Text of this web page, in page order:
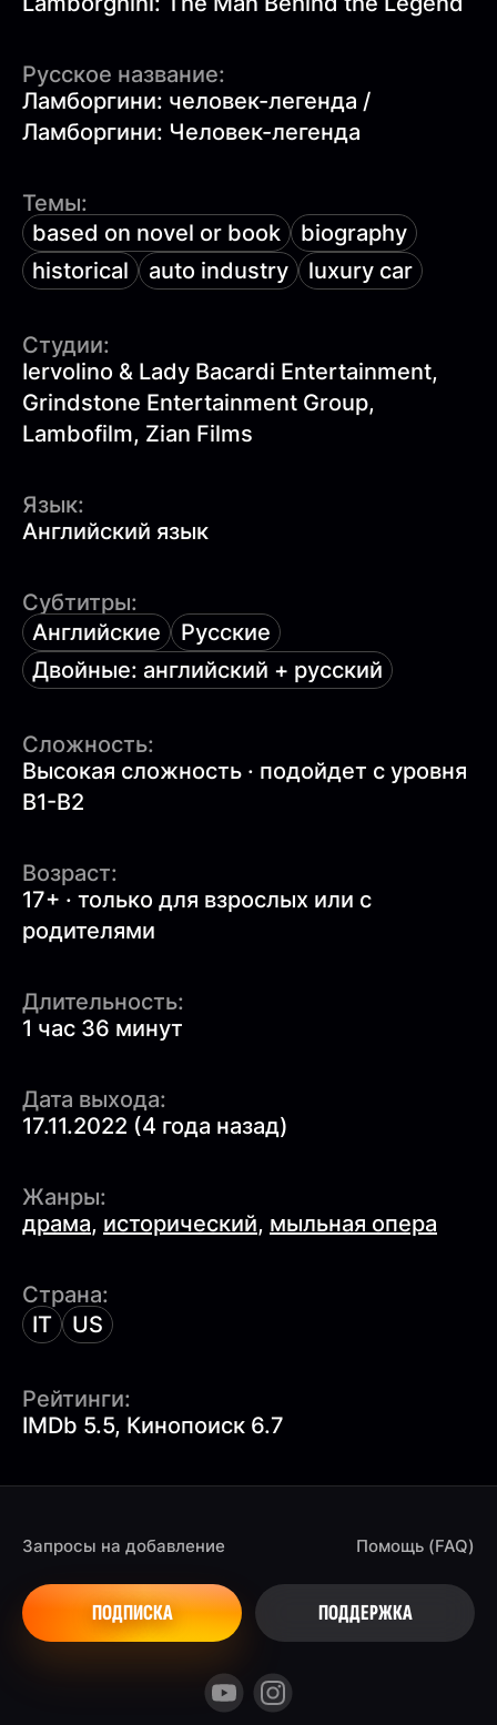
Русское название:
Ламборгини: человек-легенда /
Ламборгини: Человек-легенда
Темы:
based on novel or book
biography
historical
auto industry luxury car
Студии:
Iervolino & Lady Bacardi Entertainment,
Grindstone Entertainment Group,
Lambofilm, Zian Films
Язык:
Английский язык
Субтитры:
Английские
Русские
Двойные: английский + русский
Сложность:
Высокая сложность · подойдет с уровня
B1-B2
Возраст:
17+ · только для взрослых или с
родителями
Длительность:
1 час 36 минут
Дата выхода:
17.11.2022 (4 года назад)
Жанры:
драма, исторический, мыльная опера
Страна:
IT
US
Рейтинги:
IMDb 5.5, Кинопоиск 6.7
Запросы на добавление
ПОДПИСКА
Помощь (FAQ)
ПОДДЕРЖКА